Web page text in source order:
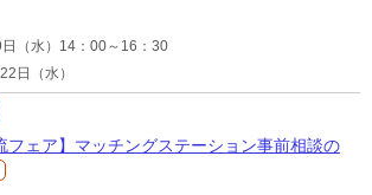
（水）14：00～16：30
日（水）
フェア】マッチングステーション事前相談の